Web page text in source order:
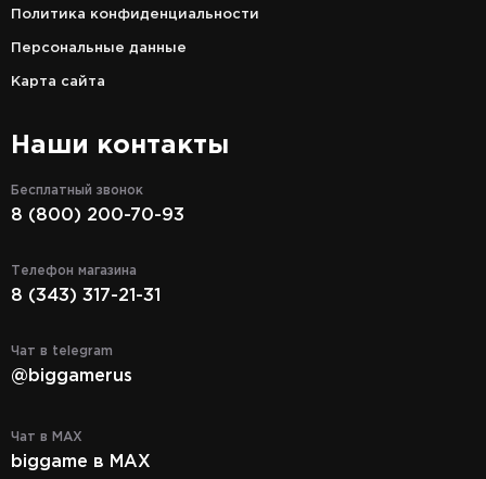
Политика конфиденциальности
Персональные данные
Карта сайта
Наши контакты
Бесплатный звонок
8 (800) 200-70-93
Телефон магазина
8 (343) 317-21-31
Чат в telegram
@biggamerus
Чат в MAX
biggame в MAX